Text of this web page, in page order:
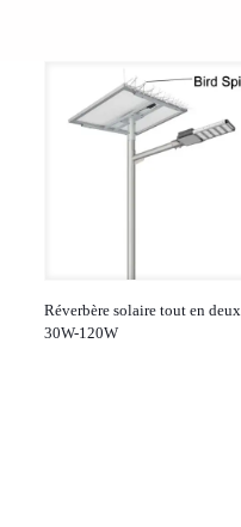
Réverbère solaire tout en deux
30W-120W